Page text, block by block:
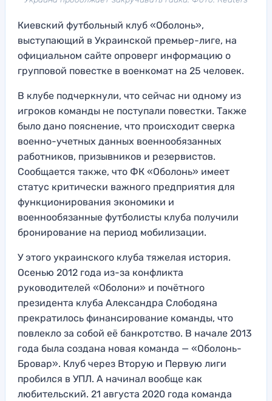
Киевский футбольный клуб «Оболонь»,
выступающий в Украинской премьер-лиге, на
официальном сайте опроверг информацию о
групповой повестке в военкомат на 25 человек.
В клубе подчеркнули, что сейчас ни одному из
игроков команды не поступали повестки. Также
было дано пояснение, что происходит сверка
военно-учетных данных военнообязанных
работников, призывников и резервистов.
Сообщается также, что ФК «Оболонь» имеет
статус критически важного предприятия для
функционирования экономики и
военнообязанные футболисты клуба получили
бронирование на период мобилизации.
У этого украинского клуба тяжелая история.
Осенью 2012 года из-за конфликта
руководителей «Оболони» и почётного
президента клуба Александра Слободяна
прекратилось финансирование команды, что
повлекло за собой её банкротство. В начале 2013
года была создана новая команда — «Оболонь-
Бровар». Клуб через Вторую и Первую лиги
пробился в УПЛ. А начинал вообще как
любительский. 21 августа 2020 года команда